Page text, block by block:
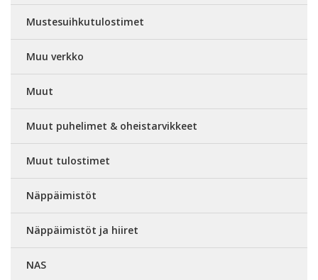
Mustesuihkutulostimet
Muu verkko
Muut
Muut puhelimet & oheistarvikkeet
Muut tulostimet
Näppäimistöt
Näppäimistöt ja hiiret
NAS